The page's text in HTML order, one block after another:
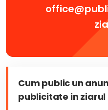
Cum public un
publicitate in ziarul